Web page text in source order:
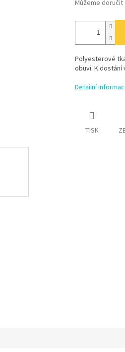
Můžeme doručit
Polyesterové
obuvi. K dostání
Detailní
TISK